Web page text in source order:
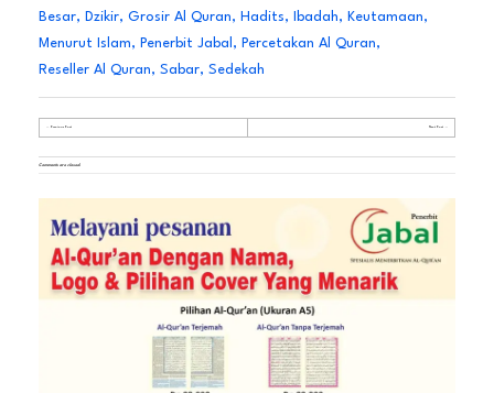
Besar, Dzikir, Grosir Al Quran, Hadits, Ibadah, Keutamaan,
Menurut Islam, Penerbit Jabal , Percetakan Al Quran,
Reseller Al Quran, Sabar, Sedekah
Comments are closed.